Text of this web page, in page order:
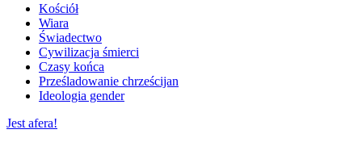
Kościół
Wiara
Świadectwo
Cywilizacja śmierci
Czasy końca
Prześladowanie chrześcijan
Ideologia gender
Jest afera!